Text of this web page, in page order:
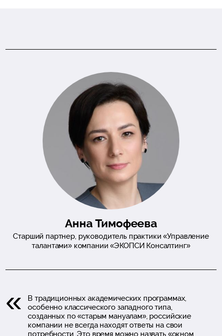
Анна Тимофеева
Старший партнер, руководитель практики «Управление
талантами» компании «ЭКОПСИ Консалтинг»
В традиционных академических программах,
особенно классического западного типа,
созданных по «старым мануалам», российские
компании не всегда находят ответы на свои
потребности. Это время можно назвать «окном